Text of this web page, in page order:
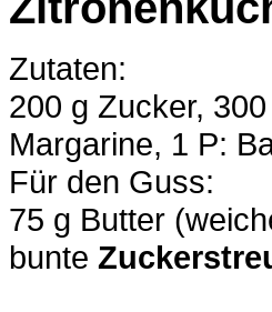
Zutaten:
200 g Zucker,
Margarine, 1 P:
Für den Guss:
75 g Butter
bunte